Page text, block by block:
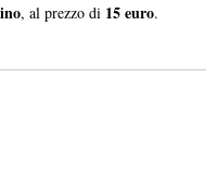
, al prezzo di 15 euro.